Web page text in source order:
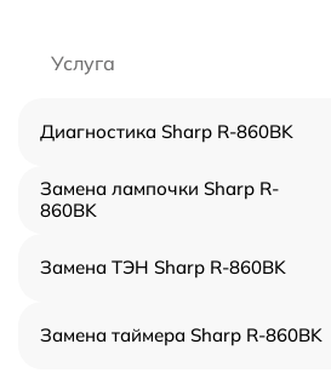
Услуга
Диагностика Sharp R-860BK
Замена лампочки Sharp R-
860BK
Замена ТЭН Sharp R-860BK
Замена таймера Sharp R-860BK